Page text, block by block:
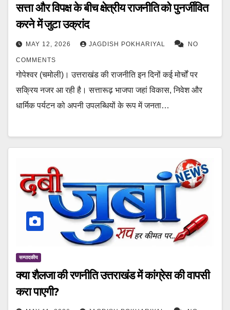
सत्ता और विपक्ष के बीच क्षेत्रीय राजनीति को पुनर्जीवित
करने में जुटा उक्रांद
MAY 12, 2026 JAGDISH POKHARIYAL NO
COMMENTS
गोपेश्वर (चमोली)। उत्तराखंड की राजनीति इन दिनों कई मोर्चों पर
सक्रिय नजर आ रही है। सत्तारूढ़ भाजपा जहां विकास, निवेश और
धार्मिक पर्यटन को अपनी उपलब्धियों के रूप में जनता…
सम्पादकीय
क्या शैलजा की रणनीति उत्तराखंड में कांग्रेस की वापसी
करा पाएगी?